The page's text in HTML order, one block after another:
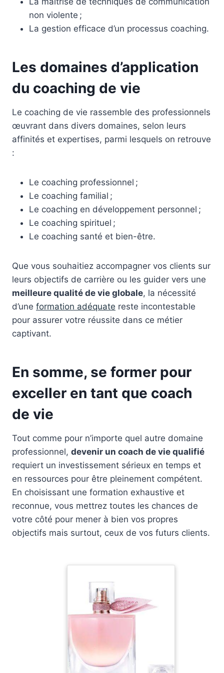
non violente ;
La gestion efficace d’un processus coaching.
Les domaines d’application
du coaching de vie
Le coaching de vie rassemble des professionnels
œuvrant dans divers domaines, selon leurs
affinités et expertises, parmi lesquels on retrouve
:
Le coaching professionnel ;
Le coaching familial ;
Le coaching en développement personnel ;
Le coaching spirituel ;
Le coaching santé et bien-être.
Que vous souhaitiez accompagner vos clients sur
leurs objectifs de carrière ou les guider vers une
meilleure qualité de vie globale, la nécessité
d’une formation adéquate reste incontestable
pour assurer votre réussite dans ce métier
captivant.
En somme, se former pour
exceller en tant que coach
de vie
Tout comme pour n’importe quel autre domaine
professionnel, devenir un coach de vie qualifié
requiert un investissement sérieux en temps et
en ressources pour être pleinement compétent.
En choisissant une formation exhaustive et
reconnue, vous mettrez toutes les chances de
votre côté pour mener à bien vos propres
objectifs mais surtout, ceux de vos futurs clients.